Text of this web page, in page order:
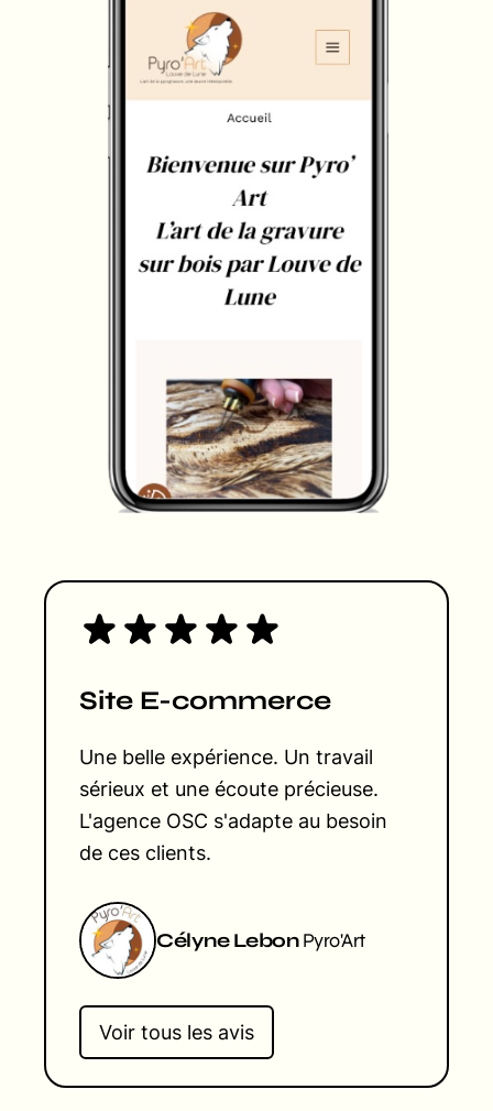
Site E-commerce
Une belle expérience. Un travail
sérieux et une écoute précieuse.
L'agence OSC s'adapte au besoin
de ces clients.
Célyne LebonPyro'Art
Voir tous les avis